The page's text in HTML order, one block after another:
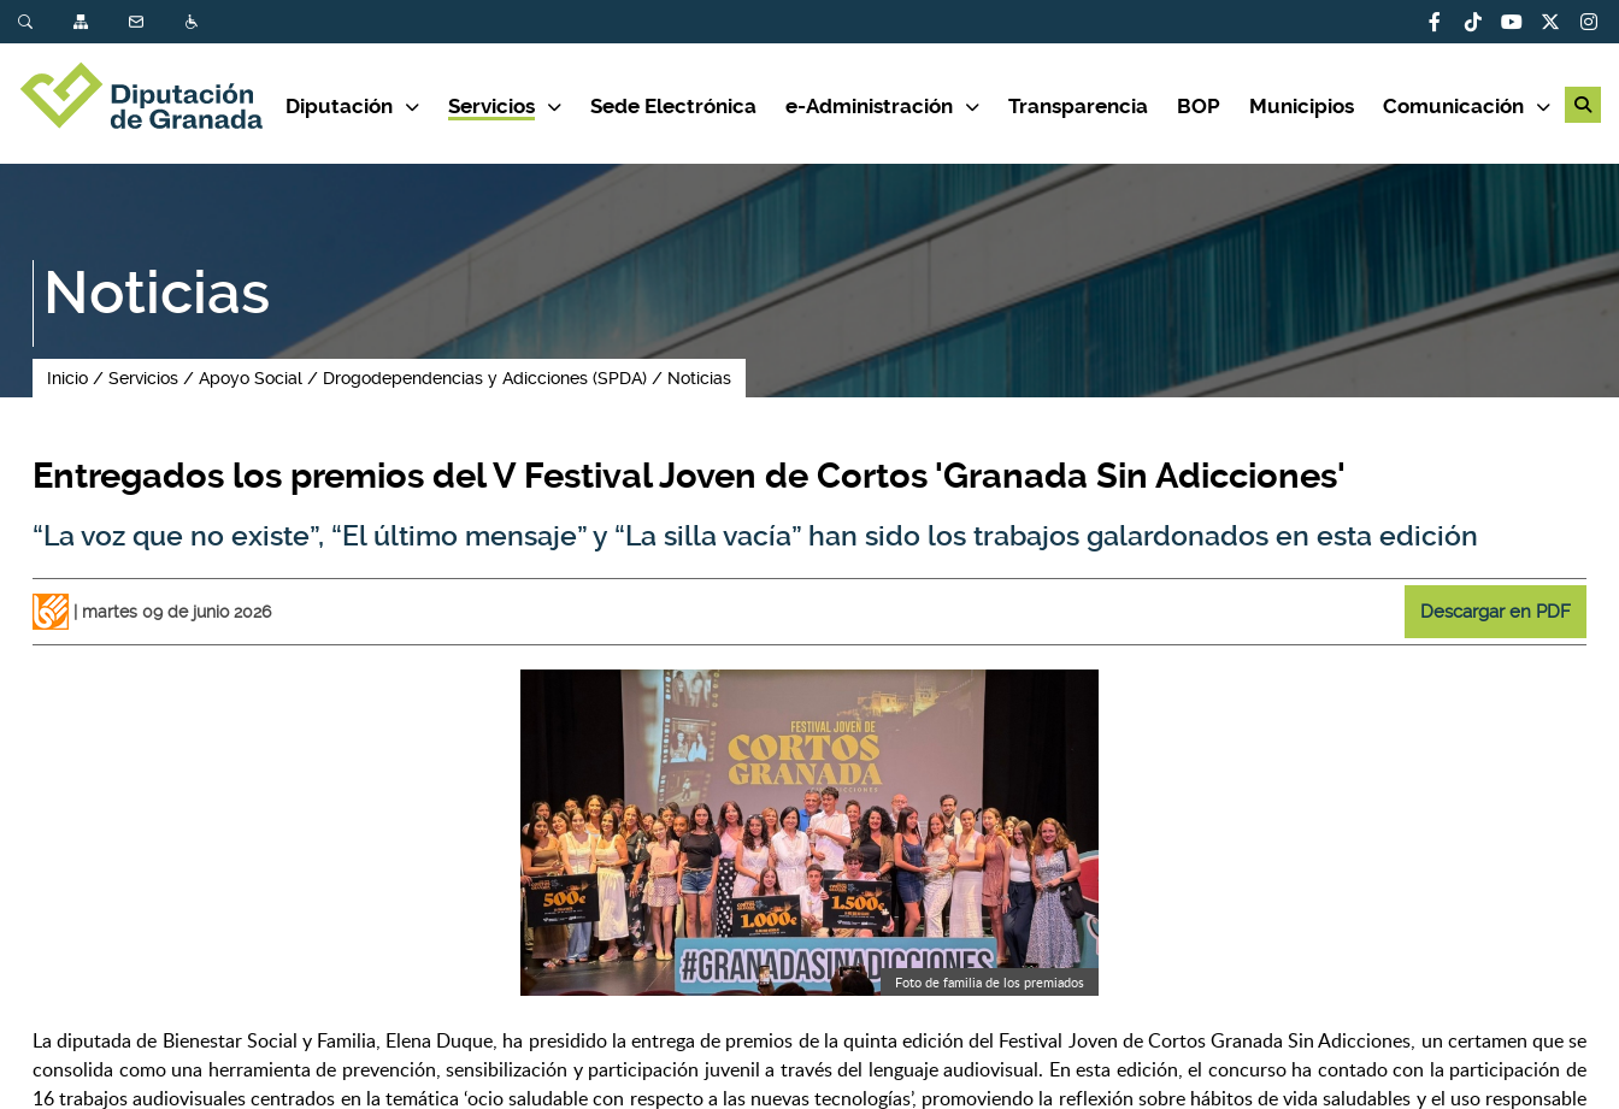
Diputación Servicios Sede Electrónica e-Administración Transparencia BOP Municipios Comunicación
Noticias
Inicio Servicios Apoyo Social Drogodependencias y Adicciones (SPDA) Noticias
Entregados los premios del V Festival Joven de Cortos 'Granada Sin Adicciones'
“La voz que no existe”, “El último mensaje” y “La silla vacía” han sido los trabajos galardonados en esta edición
martes 09 de junio 2026 Descargar en PDF
Foto de familia de los premiados
La diputada de Bienestar Social y Familia, Elena Duque, ha presidido la entrega de premios de la quinta edición del Festival Joven de Cortos Granada Sin Adicciones, un certamen que se
consolida como una herramienta de prevención, sensibilización y participación juvenil a través del lenguaje audiovisual. En esta edición, el concurso ha contado con la participación de
16 trabajos audiovisuales centrados en la temática ‘ocio saludable con respecto a las nuevas tecnologías’, promoviendo la reflexión sobre hábitos de vida saludables y el uso responsable